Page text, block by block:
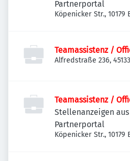
Partnerportal
Köpenicker Str.,
Teamassistenz /
Alfredstraße 236,
Teamassistenz /
Stellenanzeigen
Partnerportal
Köpenicker Str.,